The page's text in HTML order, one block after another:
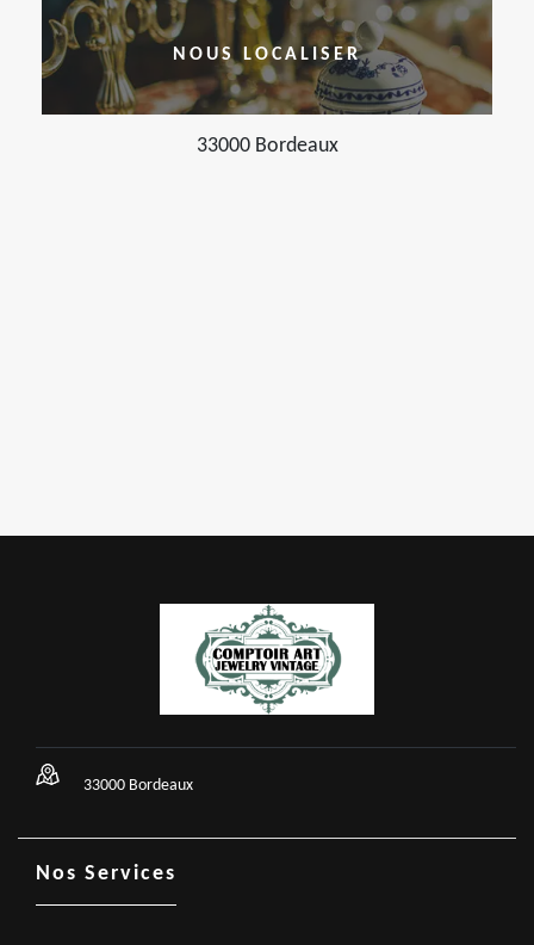
NOUS LOCALISER
33000 Bordeaux
33000 Bordeaux
Nos Services